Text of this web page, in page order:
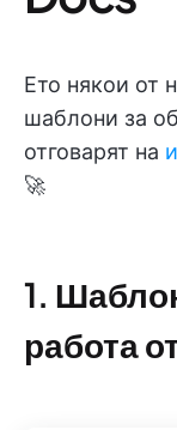
Ето някои от
шаблони за
отговарят на
🚀
1.
работа